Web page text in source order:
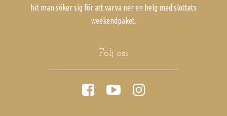
hit man söker sig för att varva ner en helg med slottets
weekendpaket.
Följ oss